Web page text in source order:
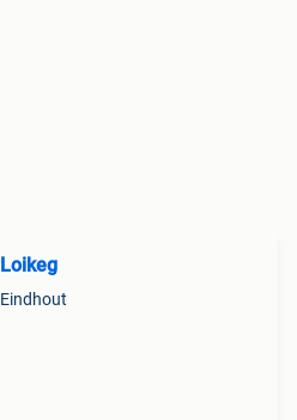
Loikeg
Eindhout